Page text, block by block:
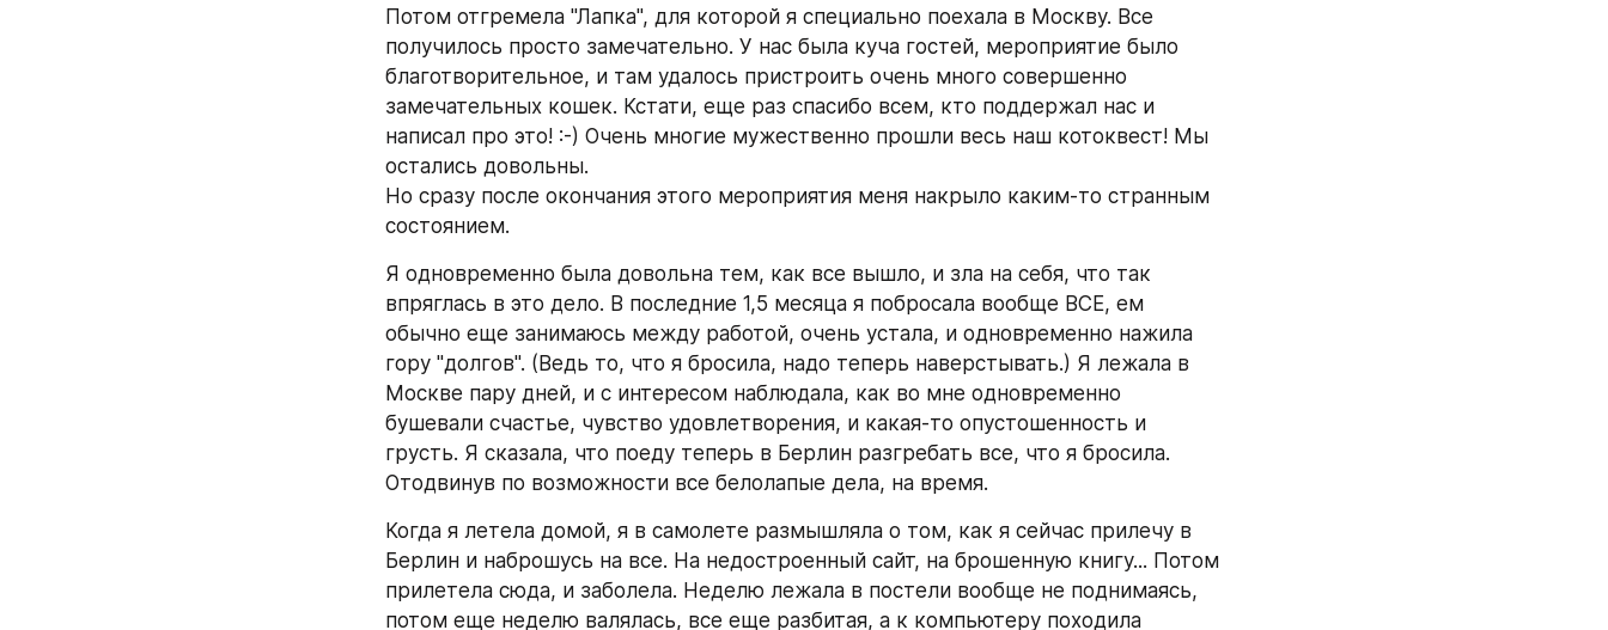
Потом отгремела "Лапка", для которой я специально поехала в Москву. Все
получилось просто замечательно. У нас была куча гостей, мероприятие было
благотворительное, и там удалось пристроить очень много совершенно
замечательных кошек. Кстати, еще раз спасибо всем, кто поддержал нас и
написал про это! :-) Очень многие мужественно прошли весь наш котоквест! Мы
остались довольны.
Но сразу после окончания этого мероприятия меня накрыло каким-то странным
состоянием.
Я одновременно была довольна тем, как все вышло, и зла на себя, что так
впряглась в это дело. В последние 1,5 месяца я побросала вообще ВСЕ, ем
обычно еще занимаюсь между работой, очень устала, и одновременно нажила
гору "долгов". (Ведь то, что я бросила, надо теперь наверстывать.) Я лежала в
Москве пару дней, и с интересом наблюдала, как во мне одновременно
бушевали счастье, чувство удовлетворения, и какая-то опустошенность и
грусть. Я сказала, что поеду теперь в Берлин разгребать все, что я бросила.
Отодвинув по возможности все белолапые дела, на время.
Когда я летела домой, я в самолете размышляла о том, как я сейчас прилечу в
Берлин и наброшусь на все. На недостроенный сайт, на брошенную книгу... Потом
прилетела сюда, и заболела. Неделю лежала в постели вообще не поднимаясь,
потом еще неделю валялась, все еще разбитая, а к компьютеру походила